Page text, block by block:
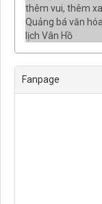
Fanpage